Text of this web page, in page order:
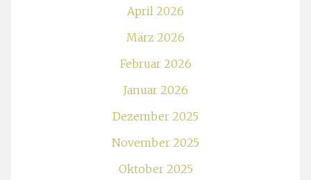
April 2026
März 2026
Februar 2026
Januar 2026
Dezember 2025
November 2025
Oktober 2025